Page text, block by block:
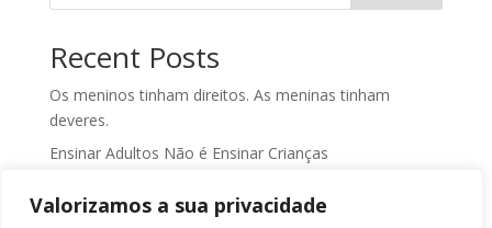
Valorizamos a sua privacidade
Recent Posts
Os meninos tinham direitos. As meninas tinham
deveres.
Ensinar Adultos Não é Ensinar Crianças
Planeamento de época no surf: em 2026